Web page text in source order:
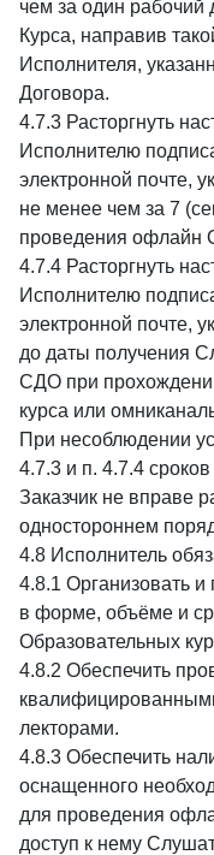
чем за один рабочий
Курса, направив
Исполнителя,
Договора.
4.7.3 Расторгнуть
Исполнителю
электронной почте,
не менее чем за 7
проведения офлайн
4.7.4 Расторгнуть
Исполнителю
электронной почте,
до даты получения
СДО при
курса или
При несоблюдении
4.7.3 и п. 4.7.4
Заказчик не вправе
одностороннем
4.8 Исполнитель
4.8.1 Организовать
в форме, объёме и
Образовательных
4.8.2 Обеспечить
лекторами.
4.8.3 Обеспечить
оснащенного
для проведения
доступ к нему